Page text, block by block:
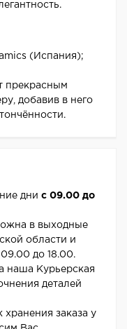
(Испания);
прекрасным
добавив в него
дни с 09.00 до
в выходные
области и
до 18.00.
наша Курьерская
деталей
заказа у